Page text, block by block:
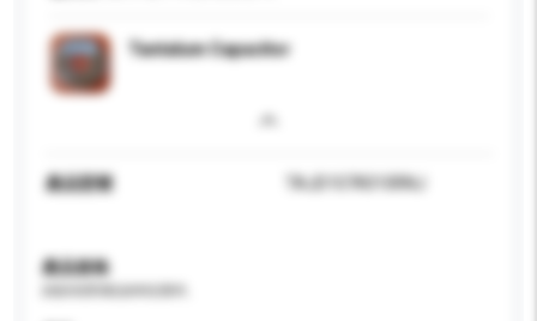
Tantalum Capacitor
產品型號 TAJD107K010RNJ
產品規格